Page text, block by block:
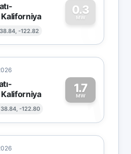
Kaliforniya
38.84, -122.82
0.3
MW
0
Kaliforniya
38.84, -122.80
1.7
MW1